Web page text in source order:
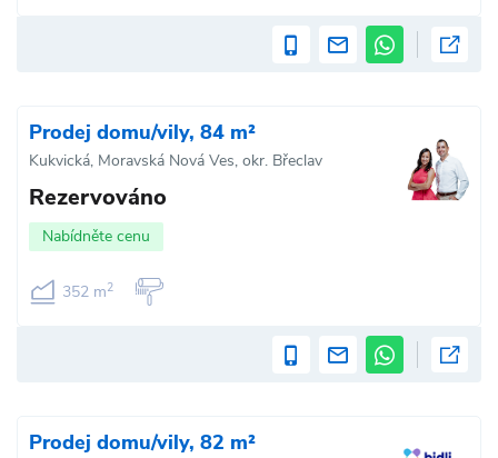
Prodej domu/vily, 84 m²
Kukvická, Moravská Nová Ves, okr. Břeclav
Rezervováno
Nabídněte cenu
352 m2
Prodej domu/vily, 82 m²